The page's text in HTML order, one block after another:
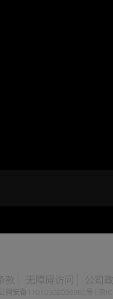
款 无障碍访问 公司
公网安备11010502036963号 京